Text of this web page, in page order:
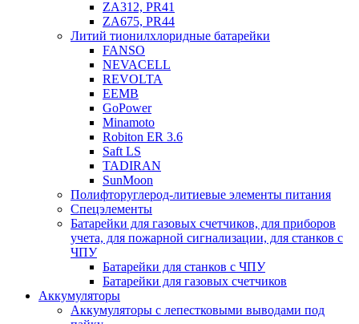
ZA312, PR41
ZA675, PR44
Литий тионилхлоридные батарейки
FANSO
NEVACELL
REVOLTA
EEMB
GoPower
Minamoto
Robiton ER 3.6
Saft LS
TADIRAN
SunMoon
Полифторуглерод-литиевые элементы питания
Спецэлементы
Батарейки для газовых счетчиков, для приборов
учета, для пожарной сигнализации, для станков с
ЧПУ
Батарейки для станков с ЧПУ
Батарейки для газовых счетчиков
Аккумуляторы
Аккумуляторы с лепестковыми выводами под